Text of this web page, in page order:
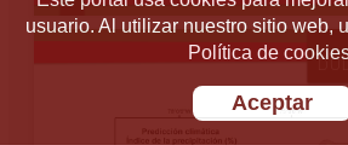
usuario. Al utilizar nuestro sitio web,
Política de
Aceptar